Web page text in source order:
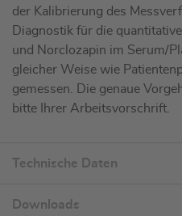
der Kalibrierung des
Diagnostik für die
und Norclozapin im Serum/
gleicher Weise wie
gemessen. Die genaue
bitte Ihrer Arbeitsvorschrift.
Technische Daten
Downloads